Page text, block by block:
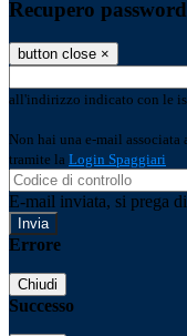
Recupero password
button close ×
all'indirizzo indicato con le
Non hai una e-mail
tramite la Login Spaggiari
E-mail inviata, si prega
Errore
Chiudi
Successo